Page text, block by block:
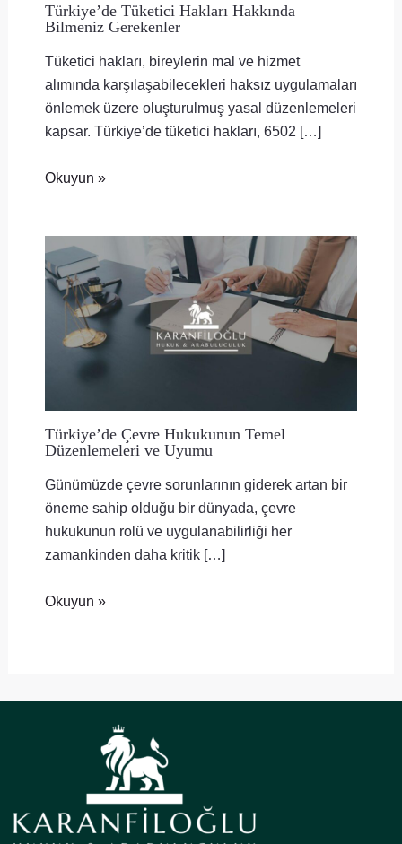
Türkiye’de Tüketici Hakları Hakkında
Bilmeniz Gerekenler
Tüketici hakları, bireylerin mal ve hizmet
alımında karşılaşabilecekleri haksız uygulamaları
önlemek üzere oluşturulmuş yasal düzenlemeleri
kapsar. Türkiye’de tüketici hakları, 6502 […]
Okuyun »
Türkiye’de Çevre Hukukunun Temel
Düzenlemeleri ve Uyumu
Günümüzde çevre sorunlarının giderek artan bir
öneme sahip olduğu bir dünyada, çevre
hukukunun rolü ve uygulanabilirliği her
zamankinden daha kritik […]
Okuyun »